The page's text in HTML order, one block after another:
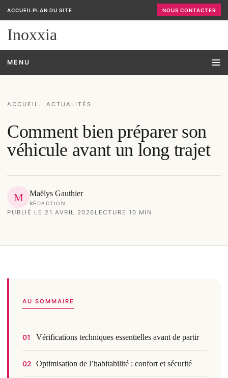
ACCUEIL PLAN DU SITE NOUS CONTACTER
Inoxxia
MENU
ACCUEIL ACTUALITÉS
Comment bien préparer son
véhicule avant un long trajet
M Maëlys Gauthier
RÉDACTION
PUBLIÉ LE 21 AVRIL 2026 LECTURE 10 MIN
AU SOMMAIRE
01 Vérifications techniques essentielles avant de partir
02 Optimisation de l’habitabilité : confort et sécurité